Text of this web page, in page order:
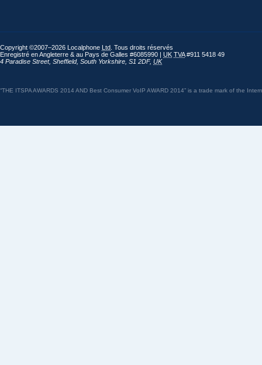
Copyright ©2007–2026 Localphone Ltd . Tous droits réservés
Enregistré en Angleterre & au Pays de Galles #6085990 | UK TVA#911 5418 49
4 Paradise Street, Sheffield, South Yorkshire S1 2DF, UK
“THE ITSPA AWARDS 2014 AND Best Consumer VoIP AWARD 2014” is a trade mark of the